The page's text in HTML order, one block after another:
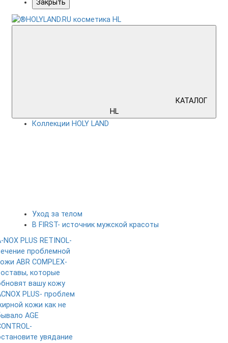
Закрыть
КАТАЛОГ
HL
Коллекции HOLY LAND
Уход за телом
B FIRST- источник мужской красоты
NOX PLUS RETINOL-
проблемной
ABR COMPLEX-
которые
вашу кожу
PLUS- проблем
кожи как не
AGE
увядание